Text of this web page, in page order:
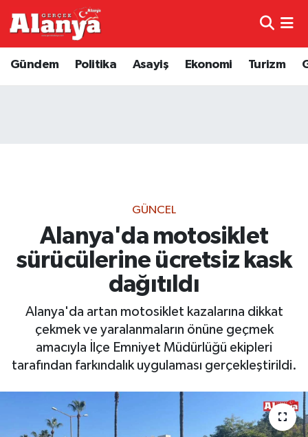
Gündem Politika Asayiş Ekonomi Turizm
GÜNCEL
Alanya'da motosiklet
sürücülerine ücretsiz kask
dağıtıldı
Alanya'da artan motosiklet kazalarına dikkat
çekmek ve yaralanmaların önüne geçmek
amacıyla İlçe Emniyet Müdürlüğü ekipleri
tarafından farkındalık uygulaması gerçekleştirildi.
Genel
Diğer
Dünya
Gizlilik İlkeleri - Privacy Policy
Güncel
Gündem
Trafik Durumu
Haber Arşivi